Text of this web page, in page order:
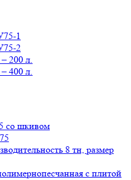
1
2
200 л.
400 л.
со шкивом
8 тн, размер
с плитой